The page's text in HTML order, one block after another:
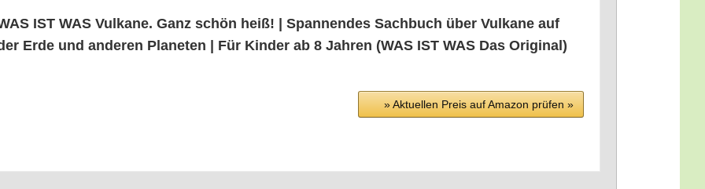
IST WAS Vul­ka­ne. Ganz schön heiß! | Span­nen­des Sach­buch über Vul­ka­ne auf
Erde und ande­ren Pla­ne­ten | Für Kin­der ab 8 Jah­ren (WAS IST WAS Das Original)
» Aktu­el­len Preis auf Ama­zon prü­fen »